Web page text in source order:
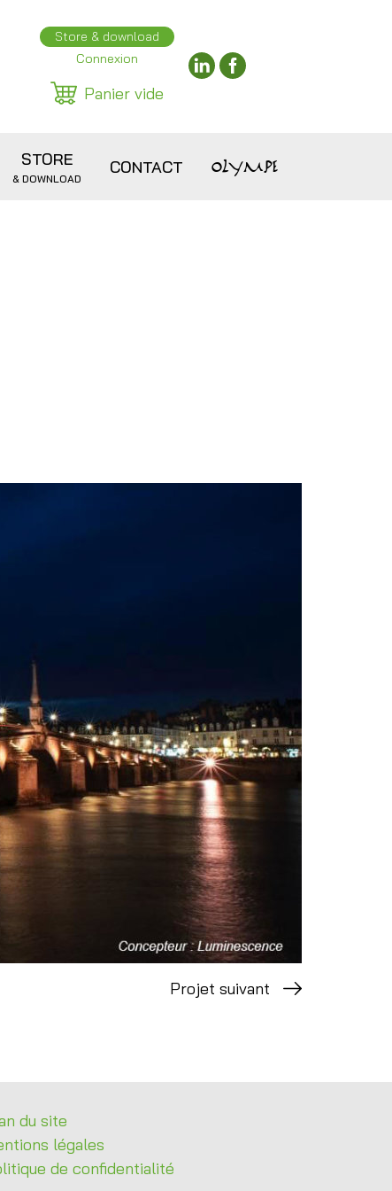
Store & download
Connexion
Panier vide
STORE
& DOWNLOAD
CONTACT OLYMPE
Projet suivant
du site
légales
de confidentialité